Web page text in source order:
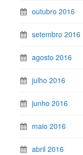
outubro 2016
setembro 2016
agosto 2016
julho 2016
junho 2016
maio 2016
abril 2016